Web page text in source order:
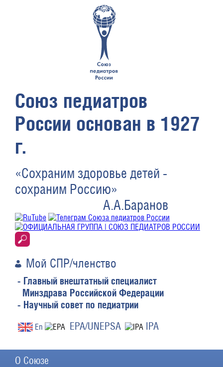
Союз педиатров
России основан в 1927
г.
«Сохраним здоровье детей -
сохраним Россию»
А.А.Баранов
Мой СПР/членство
- Главный внештатный специалист
Минздрава Российской Федерации
- Научный совет по педиатрии
En EPA/UNEPSA IPA
О Союзе